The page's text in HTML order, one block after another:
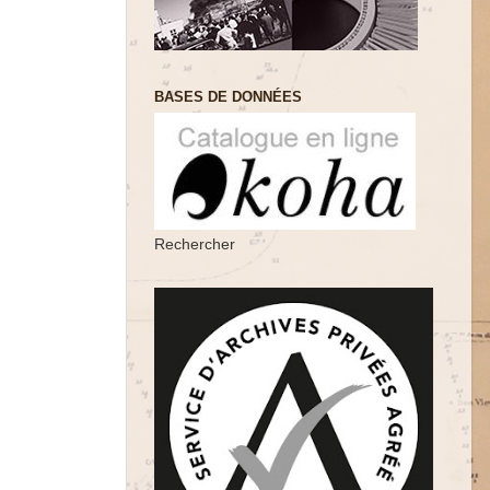
BASES DE DONNÉES
Rechercher